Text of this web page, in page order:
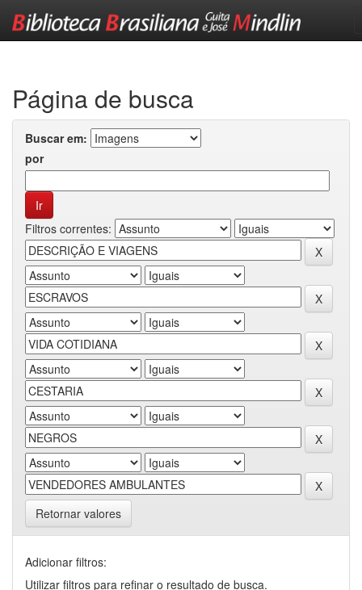
Página de busca
Buscar em:
por
Filtros correntes:
Retornar valores
Adicionar filtros:
Utilizar filtros para refinar o resultado de busca.